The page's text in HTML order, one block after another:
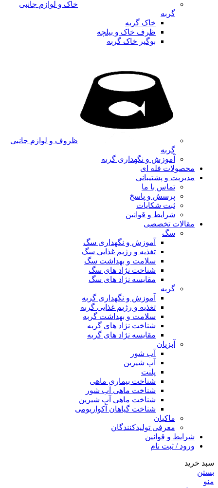
خاک و لوازم جانبی
گربه
خاک گربه
ظرف خاک و بیلچه
بوگیر خاک گربه
ظروف و لوازم جانبی
گربه
آموزش و نگهداری گربه
محصولات فله ای
مدیریت و پشتیبانی
تماس با ما
پرسش و پاسخ
ثبت شکایات
شرایط و قوانین
مقالات تخصصی
سگ
آموزش و نگهداری سگ
تغذیه و رژیم غذایی سگ
سلامت و بهداشت سگ
شناخت نژاد های سگ
مقایسه نژاد های سگ
گربه
آموزش و نگهداری گربه
تغذیه و رژیم غذایی گربه
سلامت و بهداشت گربه
شناخت نژاد های گربه
مقایسه نژاد های گربه
آبزیان
آب شور
آب شیرین
پلنت
شناخت بیماری ماهی
شناخت ماهی آب شور
شناخت ماهی آب شیرین
شناخت گیاهان آکواریومی
ماکیان
معرفی تولیدکنندگان
شرایط و قوانین
ورود / ثبت نام
سبد خرید
بستن
منو